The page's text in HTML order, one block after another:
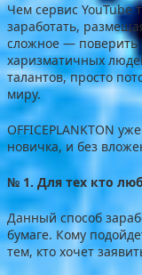
Чем сервис YouTube
заработать,
сложное — поверить
харизматичных
талантов, просто
миру.
OFFICEPLANKTON
новичка, и без
№ 1. Для тех кто
Данный способ
бумаге. Кому
тем, кто хочет